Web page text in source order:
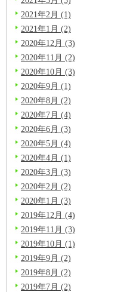
2021年2月 (1)
2021年1月 (2)
2020年12月 (3)
2020年11月 (2)
2020年10月 (3)
2020年9月 (1)
2020年8月 (2)
2020年7月 (4)
2020年6月 (3)
2020年5月 (4)
2020年4月 (1)
2020年3月 (3)
2020年2月 (2)
2020年1月 (3)
2019年12月 (4)
2019年11月 (3)
2019年10月 (1)
2019年9月 (2)
2019年8月 (2)
2019年7月 (2)